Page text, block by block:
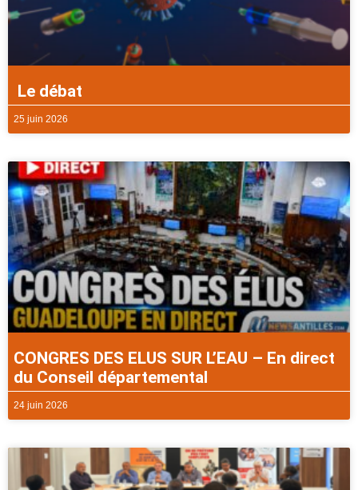
Le débat
25 juin 2026
CONGRES DES ELUS SUR L’EAU – En direct
du Conseil départemental
24 juin 2026